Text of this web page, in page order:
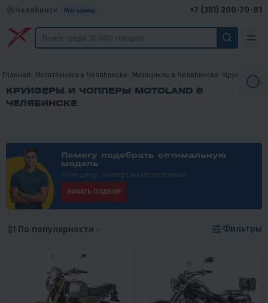
Челябинск Магазины +7 (351) 200-70-81
Главная Мототехника в Челябинске Мотоциклы в Челябинске Круизеры и
КРУИЗЕРЫ И ЧОППЕРЫ MOTOLAND В
ЧЕЛЯБИНСКЕ
Помогу подобрать оптимальную
модель
Менеджер, эксперт по мототехнике
НАЧАТЬ ПОДБОР
По популярности Фильтры